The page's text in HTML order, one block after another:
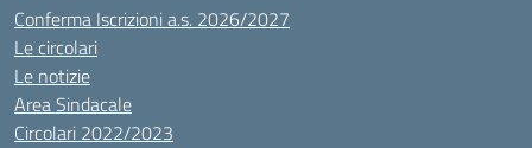
Conferma Iscrizioni a.s. 2026/2027
Le circolari
Le notizie
Area Sindacale
Circolari 2022/2023